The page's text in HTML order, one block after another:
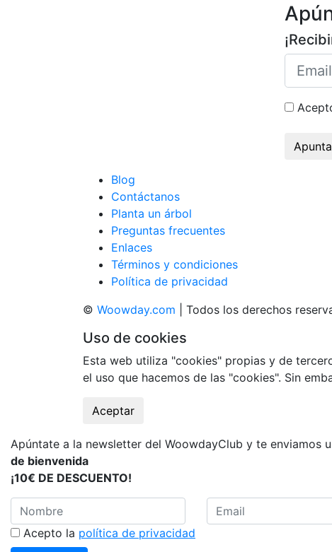
Blog
Contáctanos
Planta un árbol
Preguntas frecuentes
Enlaces
Términos y condiciones
Política de privacidad
© Woowday.com | Todos los derechos
Uso de cookies
Esta web utiliza "cookies" propias y de
el uso que hacemos de las "cookies". Sin
Aceptar
Apúntate a la newsletter del WoowdayClub y te enviamos
de bienvenida
¡10€ DE DESCUENTO!
Acepto la política de privacidad